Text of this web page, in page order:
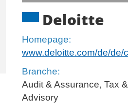
Deloitte
Homepage:
www.deloitte.com/de/de/
Branche:
Audit & Assurance, Tax
Advisory